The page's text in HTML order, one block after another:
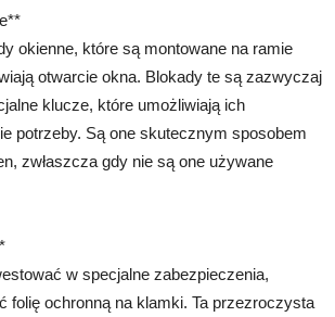
okienne, które są montowane na ramie
otwarcie okna. Blokady te są zazwyczaj
klucze, które umożliwiają ich
potrzeby. Są one skutecznym sposobem
zwłaszcza gdy nie są one używane
w specjalne zabezpieczenia,
folię ochronną na klamki. Ta przezroczysta